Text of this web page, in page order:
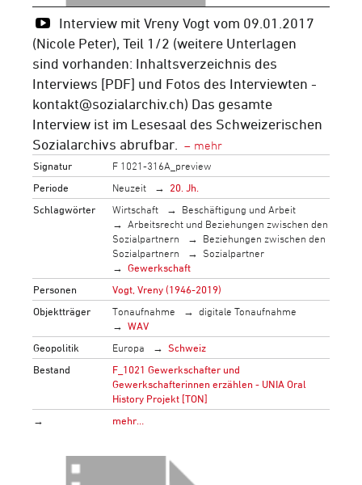
Interview mit Vreny Vogt vom 09.01.2017
(Nicole Peter), Teil 1/2 (weitere Unterlagen
sind vorhanden: Inhaltsverzeichnis des
Interviews [PDF] und Fotos des Interviewten -
kontakt@sozialarchiv.ch) Das gesamte
Interview ist im Lesesaal des Schweizerischen
Sozialarchivs abrufbar.
Signatur
F 1021-316A_preview
Periode
Neuzeit
20. Jh.
Schlagwörter
Wirtschaft
Beschäftigung und Arbeit
Arbeitsrecht und Beziehungen zwischen den
Sozialpartnern
Beziehungen zwischen den
Sozialpartnern
Sozialpartner
Gewerkschaft
Personen
Vogt, Vreny (1946-2019)
Objektträger
Tonaufnahme
digitale Tonaufnahme
WAV
Geopolitik
Europa
Schweiz
Bestand
F_1021 Gewerkschafter und
Gewerkschafterinnen erzählen - UNIA Oral
History Projekt [TON]
→
mehr…